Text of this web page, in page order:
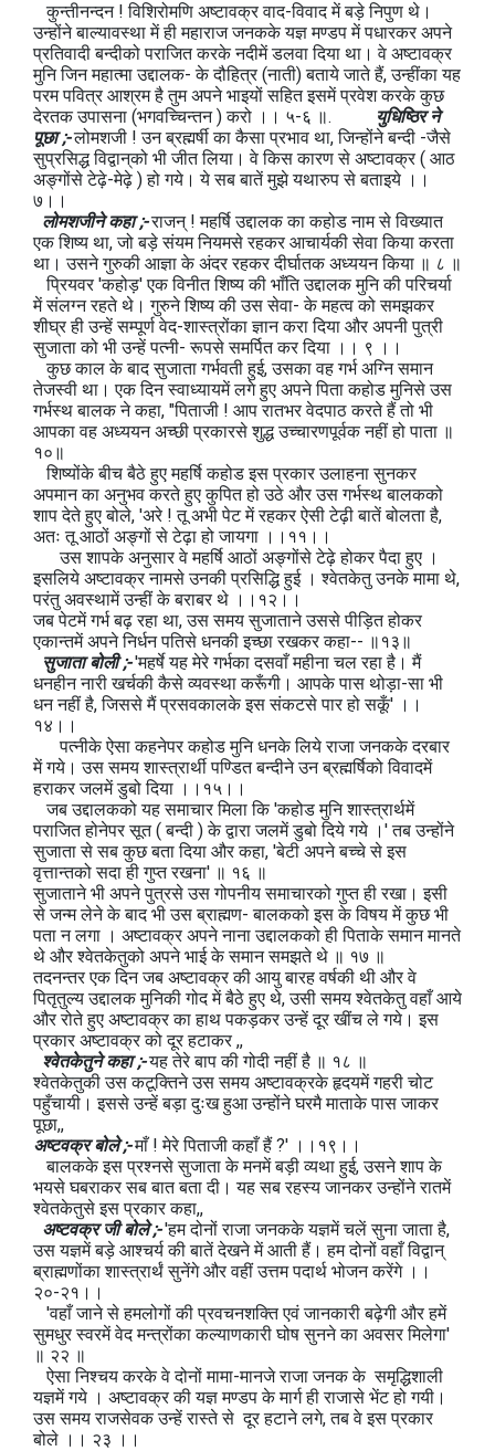
कुन्तीनन्दन ! विशिरोमणि अष्टावक्र वाद-विवाद में बड़े निपुण थे।
उन्होंने बाल्यावस्था में ही महाराज जनकके यज्ञ मण्डप में पधारकर अपने
प्रतिवादी बन्दीको पराजित करके नदीमें डलवा दिया था। वे अष्टावक्र
मुनि जिन महात्मा उद्दालक- के दौहित्र (नाती) बताये जाते हैं, उन्हींका यह
परम पवित्र आश्रम है तुम अपने भाइयों सहित इसमें प्रवेश करके कुछ
देरतक उपासना (भगवच्चिन्तन ) करो ।। ५-६ ॥.
युधिष्ठिर ने
पूछा ;-लोमशजी ! उन ब्रह्मर्षी का कैसा प्रभाव था, जिन्होंने बन्दी -जैसे
सुप्रसिद्ध विद्वान्‌को भी जीत लिया। वे किस कारण से अष्टावक्र ( आठ
अङ्गोंसे टेढ़े-मेढ़े ) हो गये। ये सब बातें मुझे यथारुप से बताइये ।।
७।।
लोमशजीने कहा ;-राजन् ! महर्षि उद्दालक का कहोड नाम से विख्यात
एक शिष्य था, जो बड़े संयम नियमसे रहकर आचार्यकी सेवा किया करता
था। उसने गुरुकी आज्ञा के अंदर रहकर दीर्घातक अध्ययन किया ॥ ८ ॥
प्रियवर 'कहोड़' एक विनीत शिष्य की भाँति उद्दालक मुनि की परिचर्या
में संलग्न रहते थे। गुरुने शिष्य की उस सेवा- के महत्व को समझकर
शीघ्र ही उन्हें सम्पूर्ण वेद-शास्त्रोंका ज्ञान करा दिया और अपनी पुत्री
सुजाता को भी उन्हें पत्नी- रूपसे समर्पित कर दिया ।। ९ ।।
कुछ काल के बाद सुजाता गर्भवती हुई, उसका वह गर्भ अग्नि समान
तेजस्वी था। एक दिन स्वाध्यायमें लगे हुए अपने पिता कहोड मुनिसे उस
गर्भस्थ बालक ने कहा, "पिताजी ! आप रातभर वेदपाठ करते हैं तो भी
आपका वह अध्ययन अच्छी प्रकारसे शुद्ध उच्चारणपूर्वक नहीं हो पाता ॥
१०॥
शिष्योंके बीच बैठे हुए महर्षि कहोड इस प्रकार उलाहना सुनकर
अपमान का अनुभव करते हुए कुपित हो उठे और उस गर्भस्थ बालकको
शाप देते हुए बोले, 'अरे ! तू अभी पेट में रहकर ऐसी टेढ़ी बातें बोलता है,
अतः तू आठों अङ्गों से टेढ़ा हो जायगा ।।११।।
उस शापके अनुसार वे महर्षि आठों अङ्गोंसे टेढ़े होकर पैदा हुए ।
इसलिये अष्टावक्र नामसे उनकी प्रसिद्धि हुई । श्वेतकेतु उनके मामा थे,
परंतु अवस्थामें उन्हीं के बराबर थे ।।१२।।
जब पेटमें गर्भ बढ़ रहा था, उस समय सुजाताने उससे पीड़ित होकर
एकान्तमें अपने निर्धन पतिसे धनकी इच्छा रखकर कहा-- ॥१३॥
सुजाता बोली ;-'महर्षे यह मेरे गर्भका दसवाँ महीना चल रहा है। मैं
धनहीन नारी खर्चकी कैसे व्यवस्था करूँगी। आपके पास थोड़ा-सा भी
धन नहीं है, जिससे मैं प्रसवकालके इस संकटसे पार हो सकूँ' ।।
१४।।
पत्नीके ऐसा कहनेपर कहोड मुनि धनके लिये राजा जनकके दरबार
में गये। उस समय शास्त्रार्थी पण्डित बन्दीने उन ब्रह्मर्षिको विवादमें
हराकर जलमें डुबो दिया ।।१५।।
जब उद्दालकको यह समाचार मिला कि 'कहोड मुनि शास्त्रार्थमें
पराजित होनेपर सूत ( बन्दी ) के द्वारा जलमें डुबो दिये गये ।' तब उन्होंने
सुजाता से सब कुछ बता दिया और कहा, 'बेटी अपने बच्चे से इस
वृत्तान्तको सदा ही गुप्त रखना' ॥ १६ ॥
सुजाताने भी अपने पुत्रसे उस गोपनीय समाचारको गुप्त ही रखा। इसी
से जन्म लेने के बाद भी उस ब्राह्मण- बालकको इस के विषय में कुछ भी
पता न लगा । अष्टावक्र अपने नाना उद्दालकको ही पिताके समान मानते
थे और श्वेतकेतुको अपने भाई के समान समझते थे ॥ १७ ॥
तदनन्तर एक दिन जब अष्टावक्र की आयु बारह वर्षकी थी और वे
पितृतुल्य उद्दालक मुनिकी गोद में बैठे हुए थे, उसी समय श्वेतकेतु वहाँ आये
और रोते हुए अष्टावक्र का हाथ पकड़कर उन्हें दूर खींच ले गये। इस
प्रकार अष्टावक्र को दूर हटाकर ,,
श्वेतकेतुने कहा ;-यह तेरे बाप की गोदी नहीं है ॥ १८ ॥
श्वेतकेतुकी उस कटूक्तिने उस समय अष्टावक्रके हृदयमें गहरी चोट
पहुँचायी। इससे उन्हें बड़ा दुःख हुआ उन्होंने घरमै माताके पास जाकर
पूछा,,
अष्टवक्र बोले ;-माँ ! मेरे पिताजी कहाँ हैं ?' ।।१९।।
बालकके इस प्रश्नसे सुजाता के मनमें बड़ी व्यथा हुई, उसने शाप के
भयसे घबराकर सब बात बता दी। यह सब रहस्य जानकर उन्होंने रातमें
श्वेतकेतुसे इस प्रकार कहा,,
अष्टवक्र जी बोले ;-'हम दोनों राजा जनकके यज्ञमें चलें सुना जाता है,
उस यज्ञमें बड़े आश्चर्य की बातें देखने में आती हैं। हम दोनों वहाँ विद्वान्
ब्राह्मणोंका शास्त्रार्थं सुनेंगे और वहीं उत्तम पदार्थ भोजन करेंगे ।।
२०-२१।।
'वहाँ जाने से हमलोगों की प्रवचनशक्ति एवं जानकारी बढ़ेगी और हमें
सुमधुर स्वरमें वेद मन्त्रोंका कल्याणकारी घोष सुनने का अवसर मिलेगा'
॥ २२ ॥
ऐसा निश्चय करके वे दोनों मामा-मानजे राजा जनक के समृद्धिशाली
यज्ञमें गये । अष्टावक्र की यज्ञ मण्डप के मार्ग ही राजासे भेंट हो गयी।
उस समय राजसेवक उन्हें रास्ते से दूर हटाने लगे, तब वे इस प्रकार
बोले ।। २३ ।।